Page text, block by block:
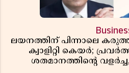
ലയനത്തിന് പിന്നാലെ
ക്വാളിറ്റി കെയർ;
ശതമാനത്തിൻ്റെ